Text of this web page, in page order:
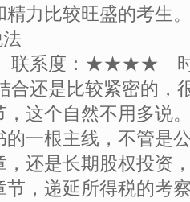
精力比较旺盛的考生
法
系度：★★★★
合还是比较紧密的，
，这个自然不用多说
的一根主线，不管是
，还是长期股权投资
节，递延所得税的考